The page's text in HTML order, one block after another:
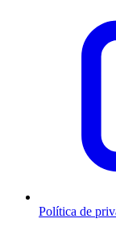
Política de